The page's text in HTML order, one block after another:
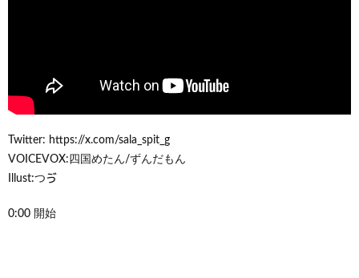
Twitter: https://x.com/sala_spit_g
VOICEVOX:四国めたん/ずんだもん
Illust:つゔ
0:00 開始